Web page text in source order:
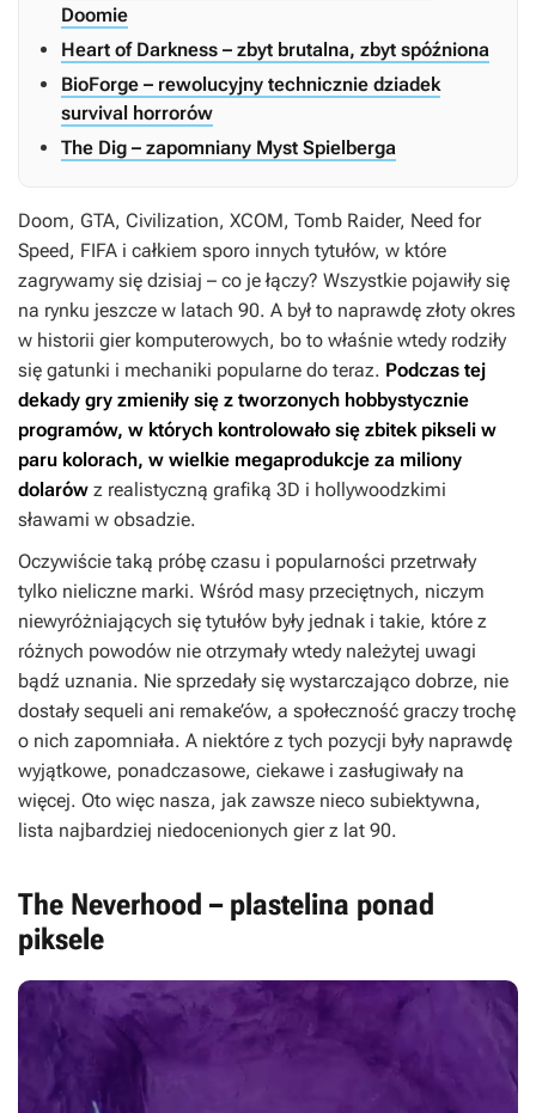
Doomie
Heart of Darkness – zbyt brutalna, zbyt spóźniona
BioForge – rewolucyjny technicznie dziadek
survival horrorów
The Dig – zapomniany Myst Spielberga
Doom, GTA, Civilization, XCOM, Tomb Raider, Need for
Speed, FIFA i całkiem sporo innych tytułów, w które
zagrywamy się dzisiaj – co je łączy? Wszystkie pojawiły się
na rynku jeszcze w latach 90. A był to naprawdę złoty okres
w historii gier komputerowych, bo to właśnie wtedy rodziły
się gatunki i mechaniki popularne do teraz. Podczas tej
dekady gry zmieniły się z tworzonych hobbystycznie
programów, w których kontrolowało się zbitek pikseli w
paru kolorach, w wielkie megaprodukcje za miliony
dolarów z realistyczną grafiką 3D i hollywoodzkimi
sławami w obsadzie.
Oczywiście taką próbę czasu i popularności przetrwały
tylko nieliczne marki. Wśród masy przeciętnych, niczym
niewyróżniających się tytułów były jednak i takie, które z
różnych powodów nie otrzymały wtedy należytej uwagi
bądź uznania. Nie sprzedały się wystarczająco dobrze, nie
dostały sequeli ani remake’ów, a społeczność graczy trochę
o nich zapomniała. A niektóre z tych pozycji były naprawdę
wyjątkowe, ponadczasowe, ciekawe i zasługiwały na
więcej. Oto więc nasza, jak zawsze nieco subiektywna,
lista najbardziej niedocenionych gier z lat 90.
The Neverhood – plastelina ponad
piksele